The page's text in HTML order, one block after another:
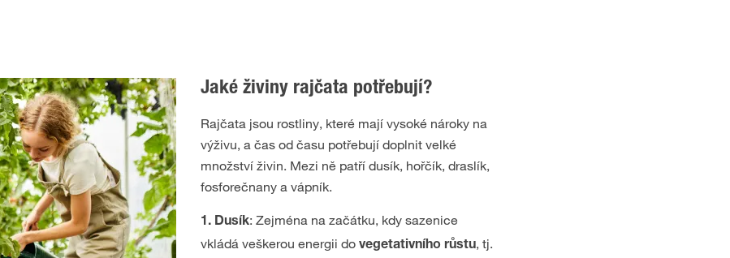
Jaké živiny rajčata potřebují?
Rajčata jsou rostliny, které mají vysoké nároky na
výživu, a čas od času potřebují doplnit velké
množství živin. Mezi ně patří dusík, hořčík, draslík,
fosforečnany a vápník.
1. Dusík: Zejména na začátku, kdy sazenice
vkládá veškerou energii do vegetativního růstu, tj.